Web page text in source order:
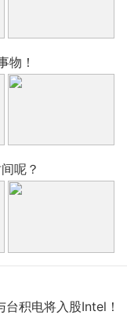
物！
呢？
积电将入股Intel！